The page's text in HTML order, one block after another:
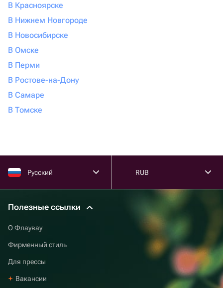
В Красноярске
В Нижнем Новгороде
В Новосибирске
В Омске
В Перми
В Ростове-на-Дону
В Самаре
В Томске
Русский RUB
Полезные ссылки
О Флаувау
Фирменный стиль
Для прессы
Вакансии